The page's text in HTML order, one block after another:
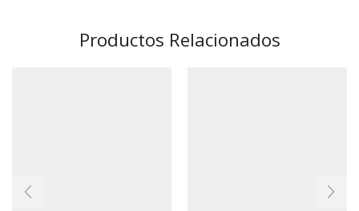
Productos Relacionados